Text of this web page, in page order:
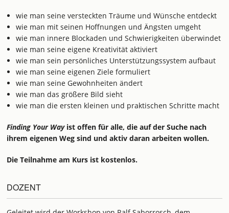
wie man seine versteckten Träume und Wünsche entdeckt
wie man mit seinen Hoffnungen und Ängsten umgeht
wie man innere Blockaden und Schwierigkeiten überwindet
wie man seine eigene Kreativität aktiviert
wie man sein persönliches Unterstützungssystem aufbaut
wie man seine eigenen Ziele formuliert
wie man seine Gewohnheiten ändert
wie man das größere Bild sieht
wie man die ersten kleinen und praktischen Schritte macht
Finding Your Wayist offen für alle, die auf der Suche nach
ihrem eigenen Weg sind und aktiv daran arbeiten wollen.
Die Teilnahme am Kurs ist kostenlos.
DOZENT